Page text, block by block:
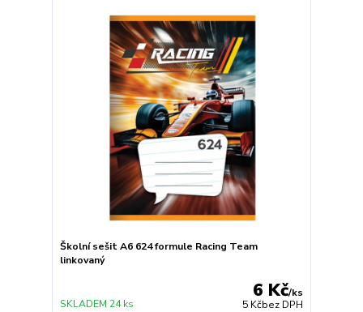
Školní sešit A6 624 formule Racing Team
linkovaný
6 Kč/ks
5 Kčbez DPH
SKLADEM 24 ks